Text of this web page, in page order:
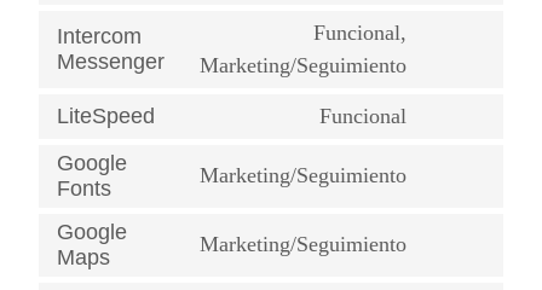
Intercom
Messenger
Funcional,
Marketing/Seguimiento
LiteSpeed
Funcional
Google
Fonts
Marketing/Seguimiento
Google
Maps
Marketing/Seguimiento